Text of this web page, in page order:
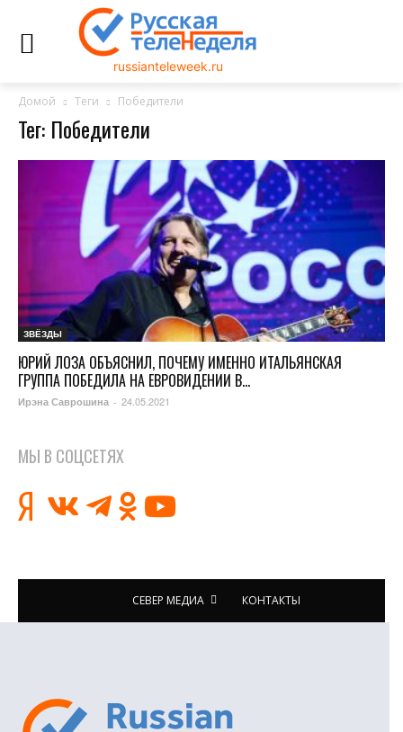
russianteleweek.ru
Домой Теги Победители
Тег: Победители
ЗВЁЗДЫ
ЮРИЙ ЛОЗА ОБЪЯСНИЛ, ПОЧЕМУ ИМЕННО ИТАЛЬЯНСКАЯ
ГРУППА ПОБЕДИЛА НА ЕВРОВИДЕНИИ В...
Ирэна Саврошина - 24.05.2021
МЫ В СОЦСЕТЯХ
СЕВЕР МЕДИА КОНТАКТЫ